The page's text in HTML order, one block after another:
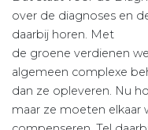
over de diagnoses en
daarbij horen. Met
de groene verdienen
algemeen complexe
dan ze opleveren. Nu
maar ze moeten elkaar